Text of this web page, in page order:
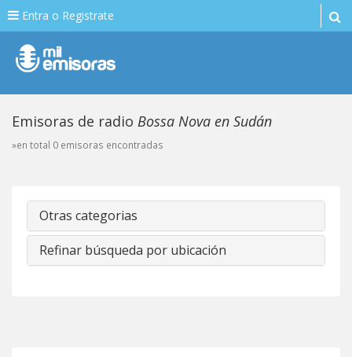
Entra o Registrate
Emisoras de radio Bossa Nova en Sudán
»en total 0 emisoras encontradas
Otras categorias
Refinar búsqueda por ubicación